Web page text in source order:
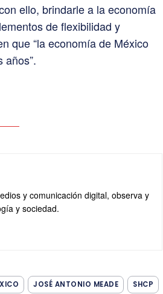
ello, brindarle a la economía
de flexibilidad y
que “la economía de México
años”.
y comunicación digital, observa y
y sociedad.
JOSÉ ANTONIO MEADE
SHCP